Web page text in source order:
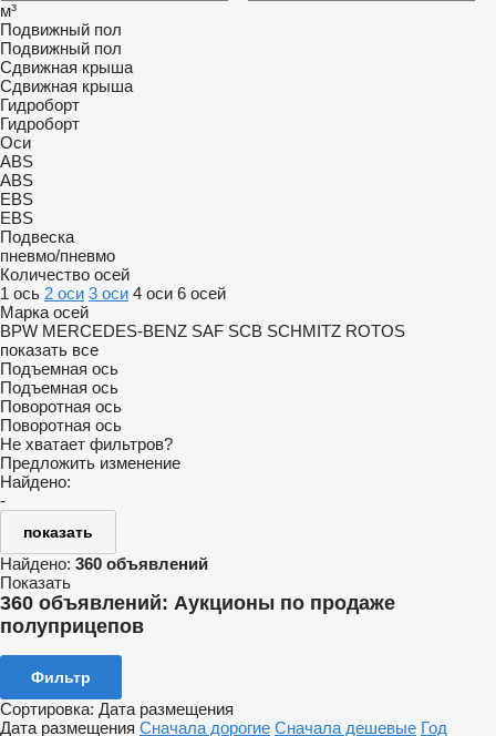
м³
Подвижный пол
Подвижный пол
Сдвижная крыша
Сдвижная крыша
Гидроборт
Гидроборт
Оси
ABS
ABS
EBS
EBS
Подвеска
пневмо/пневмо
Количество осей
1 ось 2 оси 3 оси 4 оси 6 осей
Марка осей
BPW MERCEDES-BENZ SAF SCB SCHMITZ ROTOS
показать все
Подъемная ось
Подъемная ось
Поворотная ось
Поворотная ось
Не хватает фильтров?
Предложить изменение
Найдено:
-
показать
Найдено: 360 объявлений
Показать
360 объявлений: Аукционы по продаже
полуприцепов
Фильтр
Сортировка: Дата размещения
Дата размещения Сначала дорогие Сначала дешевые Год